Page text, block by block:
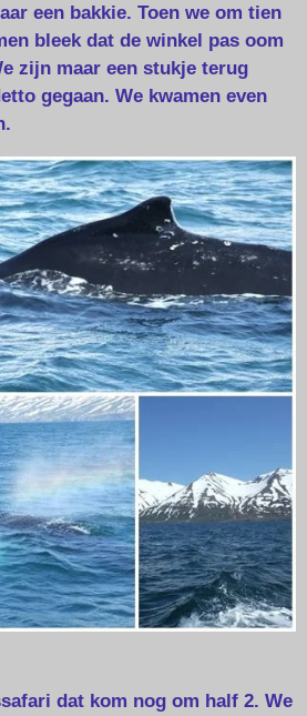
een bakkie. Toen we om tien
bleek dat de winkel pas oom
zijn maar een stukje terug
gegaan. We kwamen even
dat kom nog om half 2. We